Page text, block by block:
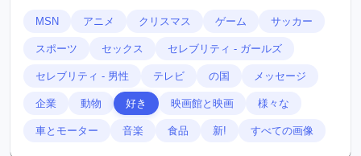
MSN アニメ クリスマス ゲーム サッカー
スポーツ セックス セレブリティ - ガールズ
セレブリティ - 男性 テレビ の国 メッセージ
企業 動物 好き 映画館と映画 様々な
車とモーター 音楽 食品 新! すべての画像